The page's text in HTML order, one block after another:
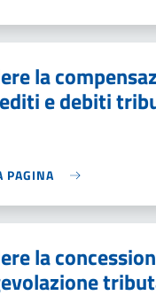
la
e debiti
PAGINA
la